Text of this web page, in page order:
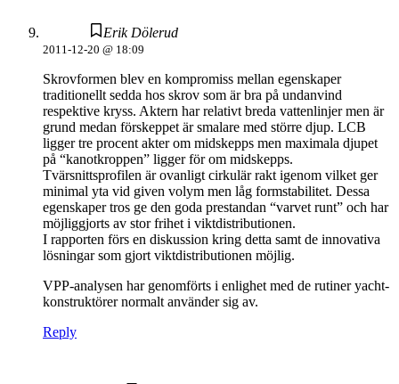
Erik Dölerud
2011-12-20 @ 18:09
Skrovformen blev en kompromiss mellan egenskaper
traditionellt sedda hos skrov som är bra på undanvind
respektive kryss. Aktern har relativt breda vattenlinjer men är
grund medan förskeppet är smalare med större djup. LCB
ligger tre procent akter om midskepps men maximala djupet
på “kanotkroppen” ligger för om midskepps.
Tvärsnittsprofilen är ovanligt cirkulär rakt igenom vilket ger
minimal yta vid given volym men låg formstabilitet. Dessa
egenskaper tros ge den goda prestandan “varvet runt” och har
möjliggjorts av stor frihet i viktdistributionen.
I rapporten förs en diskussion kring detta samt de innovativa
lösningar som gjort viktdistributionen möjlig.
VPP-analysen har genomförts i enlighet med de rutiner yacht-
konstruktörer normalt använder sig av.
Reply